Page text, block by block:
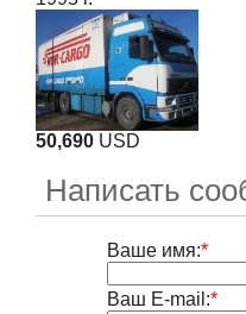
50,690 USD
Написать
Ваше имя:*
Ваш E-mail:*